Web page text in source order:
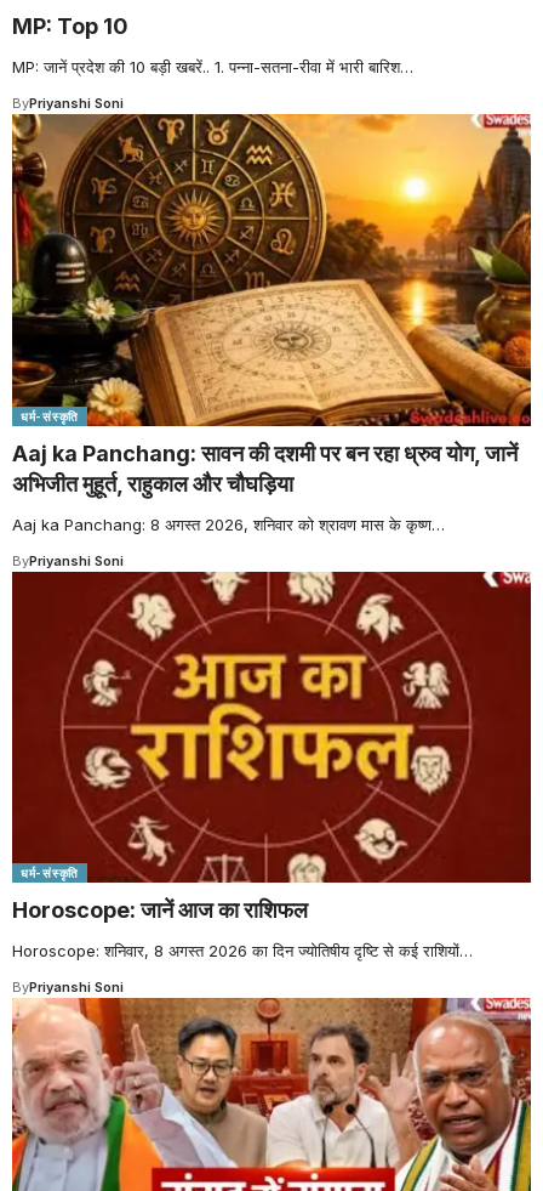
MP: Top 10
MP: जानें प्रदेश की 10 बड़ी खबरें.. 1. पन्ना-सतना-रीवा में भारी बारिश…
ByPriyanshi Soni
धर्म-संस्कृति
Aaj ka Panchang: सावन की दशमी पर बन रहा ध्रुव योग, जानें
अभिजीत मुहूर्त, राहुकाल और चौघड़िया
Aaj ka Panchang: 8 अगस्त 2026, शनिवार को श्रावण मास के कृष्ण…
ByPriyanshi Soni
धर्म-संस्कृति
Horoscope: जानें आज का राशिफल
Horoscope: शनिवार, 8 अगस्त 2026 का दिन ज्योतिषीय दृष्टि से कई राशियों…
ByPriyanshi Soni